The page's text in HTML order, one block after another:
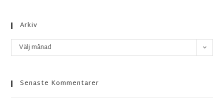
Arkiv
Välj månad
Senaste Kommentarer